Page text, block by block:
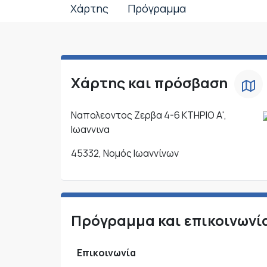
Χάρτης Πρόγραμμα
Χάρτης και πρόσβαση
Ναπολεοντος Ζερβα 4-6 ΚΤΗΡΙΟ Α',
Ιωαννινα
45332, Νομός Ιωαννίνων
Πρόγραμμα και
Επικοινωνία